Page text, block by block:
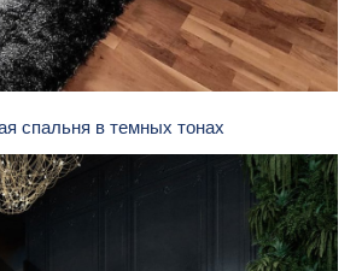
спальня в темных тонах